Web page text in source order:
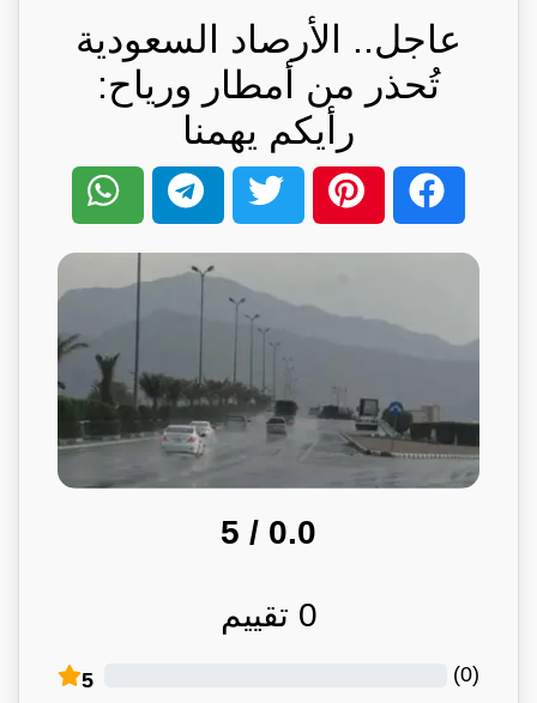
عاجل.. الأرصاد السعودية
تُحذر من أمطار ورياح:
رأيكم يهمنا
0.0
/ 5
0 تقييم
5 (
0
)